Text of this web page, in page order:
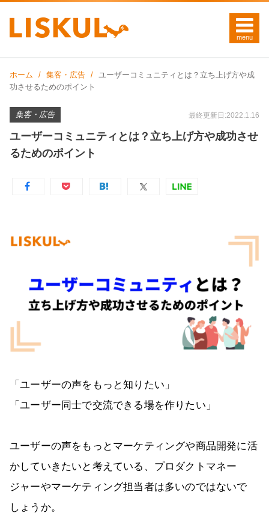
ホーム 集客・広告
ユーザーコミュニティとは？立ち上げ方や成
功させるためのポイント
集客・広告 最終更新日:2022.1.16
ユーザーコミュニティとは？立ち上げ方や成功させ
るためのポイント
「ユーザーの声をもっと知りたい」
「ユーザー同士で交流できる場を作りたい」
ユーザーの声をもっとマーケティングや商品開発に活
かしていきたいと考えている、プロダクトマネー
ジャーやマーケティング担当者は多いのではないで
しょうか。